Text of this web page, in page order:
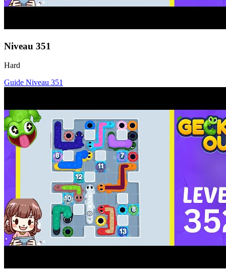
Niveau 351
Hard
Guide Niveau 351